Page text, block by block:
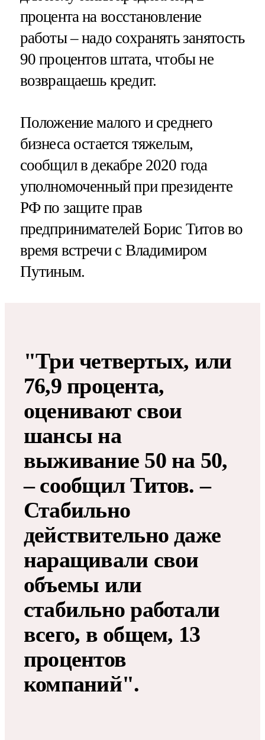
процента на восстановление
работы – надо сохранять занятость
90 процентов штата, чтобы не
возвращаешь кредит.
Положение малого и среднего
бизнеса остается тяжелым,
сообщил в декабре 2020 года
уполномоченный при президенте
РФ по защите прав
предпринимателей Борис Титов во
время встречи с Владимиром
Путиным.
"Три четвертых, или
76,9 процента,
оценивают свои
шансы на
выживание 50 на 50,
– сообщил Титов. –
Стабильно
действительно даже
наращивали свои
объемы или
стабильно работали
всего, в общем, 13
процентов
компаний".